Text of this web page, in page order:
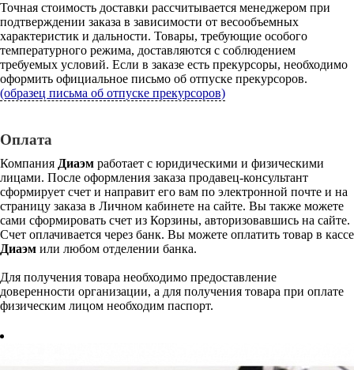
Точная стоимость доставки рассчитывается менеджером при
подтверждении заказа в зависимости от весообъемных
характеристик и дальности. Товары, требующие особого
температурного режима, доставляются с соблюдением
требуемых условий. Если в заказе есть прекурсоры, необходимо
оформить официальное письмо об отпуске прекурсоров.
(образец письма об отпуске прекурсоров)
Оплата
Компания Диаэм работает с юридическими и физическими
лицами. После оформления заказа продавец-консультант
сформирует счет и направит его вам по электронной почте и на
страницу заказа в Личном кабинете на сайте. Вы также можете
сами сформировать счет из Корзины, авторизовавшись на сайте.
Счет оплачивается через банк. Вы можете оплатить товар в кассе
Диаэм или любом отделении банка.
Для получения товара необходимо предоставление
доверенности организации, а для получения товара при оплате
физическим лицом необходим паспорт.